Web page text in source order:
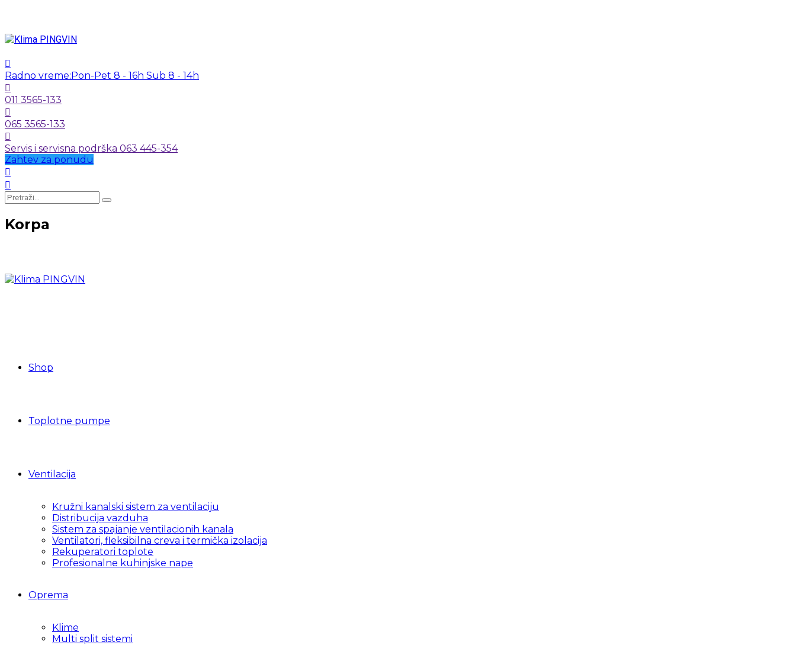
Radno vreme:Pon-Pet 8 - 16h Sub 8 - 14h
011 3565-133
065 3565-133
Servis i servisna podrška 063 445-354
Zahtev za ponudu
Korpa
Shop
Toplotne pumpe
Ventilacija
Kružni kanalski sistem za ventilaciju
Distribucija vazduha
Sistem za spajanje ventilacionih kanala
Ventilatori, fleksibilna creva i termička izolacija
Rekuperatori toplote
Profesionalne kuhinjske nape
Oprema
Klime
Multi split sistemi